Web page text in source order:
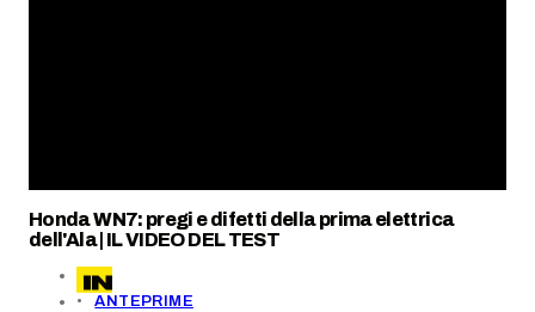
Honda WN7: pregi e difetti della prima elettrica
dell'Ala | IL VIDEO DEL TEST
ANTEPRIME